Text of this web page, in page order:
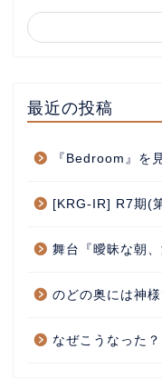
最近の投稿
『Bedroom』を
[KRG-IR] R7期(
舞台『曖昧な朝
のどの奥には神
なぜこうなった？